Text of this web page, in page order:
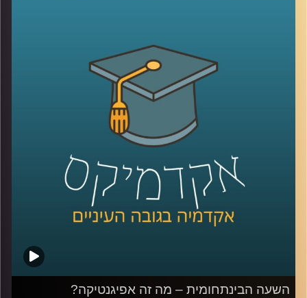
ד"ר עמית מור, מנכ"ל חברת אקו-אנרג'י ייעוץ
כלכלי אסטרטגי, ומרצה בכיר באוניברסיטת
רייכמן, מומחה לנושאי כלכלה וגיאופוליטיקה
במשקי האנרגיה ואיכות הסביבה, הגיע לספר
לנו על השינויים והפיתוחים בתחום האנרגיה
המתחדשת, ועל ההפתעות שעוד מחכות לנו
השעה הבינתחומית – מה זה אפיגנטיקה?